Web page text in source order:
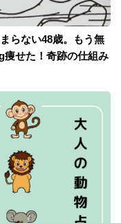
らない48歳。もう無
せた！奇跡の仕組み